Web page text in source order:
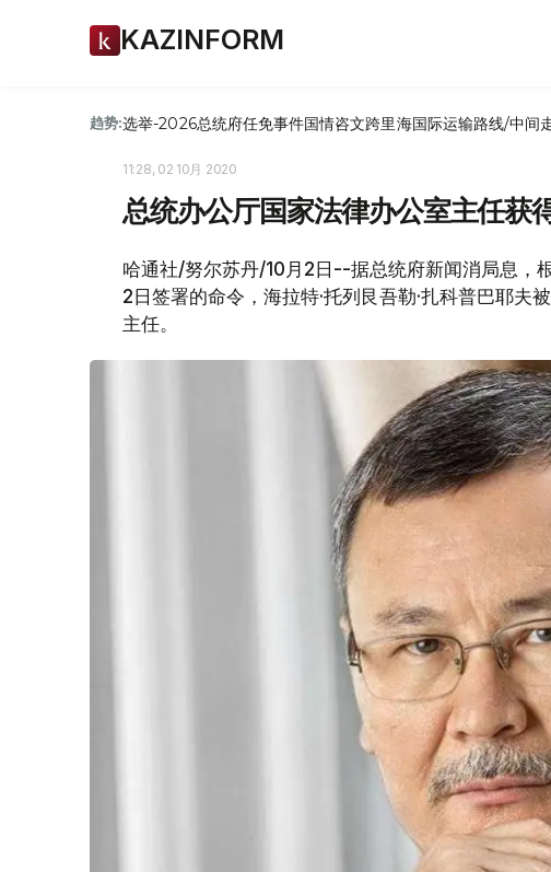
KAZINFORM
趋势:选举-2026总统府任免事件国情咨文跨里海国际运输路线/中间
11:28, 02 10月 2020
总统办公厅国家法律办公室主任获
哈通社/努尔苏丹/10月2日--据总统府新闻消局息，
2日签署的命令，海拉特·托列艮吾勒·扎科普巴耶夫
主任。